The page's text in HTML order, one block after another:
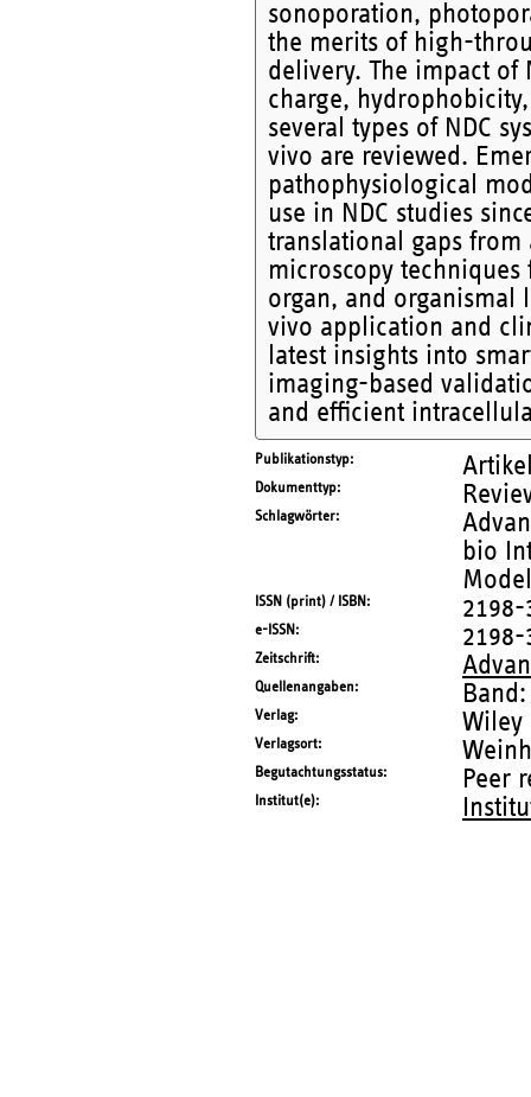
sonoporation,
the merits of high-
delivery. The impact of
charge,
several types of NDC
vivo are reviewed.
pathophysiological
use in NDC studies
translational gaps
microscopy
organ, and organismal
vivo application and
latest insights into
imaging-based
and efficient
Publikationstyp
Dokumenttyp
Schlagwörter
bio
ISSN (print) / ISBN 2198-
e-ISSN 2198-
Zeitschrift
Quellenangaben
Verlag Wiley
Verlagsort
Begutachtungsstatus Peer
Institut(e)